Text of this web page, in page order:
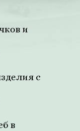
и
с
в